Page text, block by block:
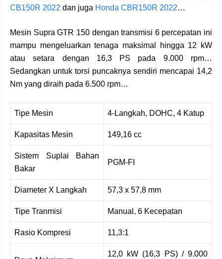
CB150R 2022 dan juga Honda CBR150R 2022…
Mesin Supra GTR 150 dengan transmisi 6 percepatan ini
mampu mengeluarkan tenaga maksimal hingga 12 kW
atau setara dengan 16,3 PS pada 9.000 rpm…
Sedangkan untuk torsi puncaknya sendiri mencapai 14,2
Nm yang diraih pada 6.500 rpm…
Tipe Mesin 4-Langkah, DOHC, 4 Katup
Kapasitas Mesin 149,16 cc
Sistem Suplai Bahan
Bakar
PGM-FI
Diameter X Langkah 57,3 x 57,8 mm
Tipe Tranmisi Manual, 6 Kecepatan
Rasio Kompresi 11,3:1
12,0 kW (16,3 PS) / 9.000